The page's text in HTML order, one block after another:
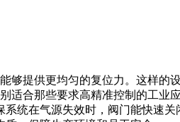
提供更均匀的复位力。这样的
合那些要求高精准控制的工业
统在气源失效时，阀门能快速关